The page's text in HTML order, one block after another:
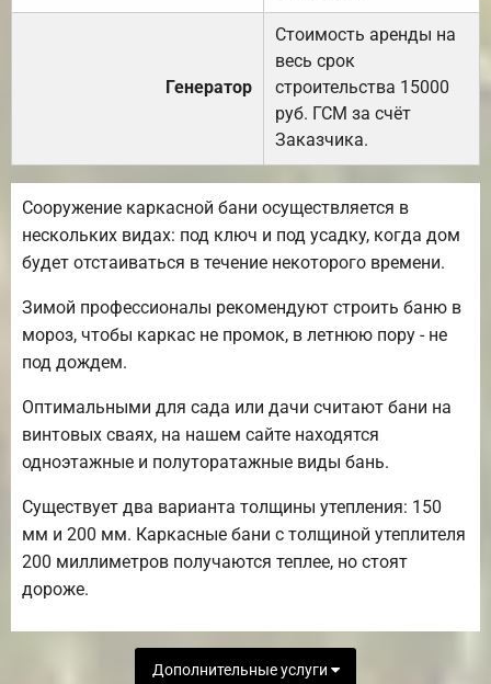
Генератор
Стоимость аренды на
весь срок
строительства 15000
руб. ГСМ за счёт
Заказчика.
Сооружение каркасной бани осуществляется в
нескольких видах: под ключ и под усадку, когда дом
будет отстаиваться в течение некоторого времени.
Зимой профессионалы рекомендуют строить баню в
мороз, чтобы каркас не промок, в летнюю пору - не
под дождем.
Оптимальными для сада или дачи считают бани на
винтовых сваях, на нашем сайте находятся
одноэтажные и полуторатажные виды бань.
Существует два варианта толщины утепления: 150
мм и 200 мм. Каркасные бани с толщиной утеплителя
200 миллиметров получаются теплее, но стоят
дороже.
Дополнительные услуги